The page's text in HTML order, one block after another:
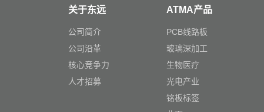
关于东远
公司简介
公司沿革
核心竞争力
人才招募
ATMA产品
PCB线路板
玻璃深加工
生物医疗
光电产业
铭板标签